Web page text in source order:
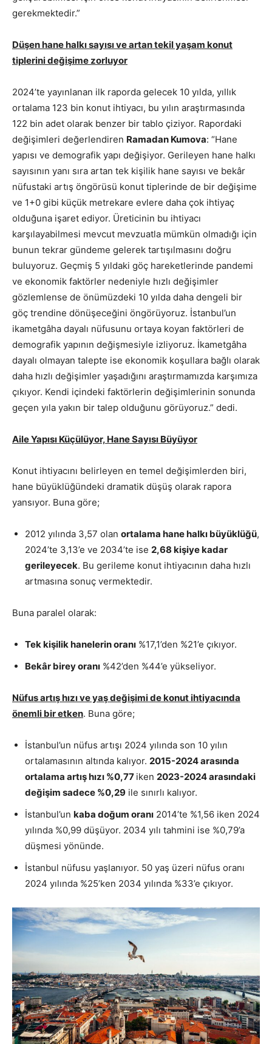
gerekmektedir.”
Düşen hane halkı sayısı ve artan tekil yaşam konut
tiplerini değişime zorluyor
2024’te yayınlanan ilk raporda gelecek 10 yılda, yıllık
ortalama 123 bin konut ihtiyacı, bu yılın araştırmasında
122 bin adet olarak benzer bir tablo çiziyor. Rapordaki
değişimleri değerlendiren Ramadan Kumova: “Hane
yapısı ve demografik yapı değişiyor. Gerileyen hane halkı
sayısının yanı sıra artan tek kişilik hane sayısı ve bekâr
nüfustaki artış öngörüsü konut tiplerinde de bir değişime
ve 1+0 gibi küçük metrekare evlere daha çok ihtiyaç
olduğuna işaret ediyor. Üreticinin bu ihtiyacı
karşılayabilmesi mevcut mevzuatla mümkün olmadığı için
bunun tekrar gündeme gelerek tartışılmasını doğru
buluyoruz. Geçmiş 5 yıldaki göç hareketlerinde pandemi
ve ekonomik faktörler nedeniyle hızlı değişimler
gözlemlense de önümüzdeki 10 yılda daha dengeli bir
göç trendine dönüşeceğini öngörüyoruz. İstanbul’un
ikametgâha dayalı nüfusunu ortaya koyan faktörleri de
demografik yapının değişmesiyle izliyoruz. İkametgâha
dayalı olmayan talepte ise ekonomik koşullara bağlı olarak
daha hızlı değişimler yaşadığını araştırmamızda karşımıza
çıkıyor. Kendi içindeki faktörlerin değişimlerinin sonunda
geçen yıla yakın bir talep olduğunu görüyoruz.” dedi.
Aile Yapısı Küçülüyor, Hane Sayısı Büyüyor
Konut ihtiyacını belirleyen en temel değişimlerden biri,
hane büyüklüğündeki dramatik düşüş olarak rapora
yansıyor. Buna göre;
2012 yılında 3,57 olan ortalama hane halkı büyüklüğü,
2024’te 3,13’e ve 2034’te ise 2,68 kişiye kadar
gerileyecek. Bu gerileme konut ihtiyacının daha hızlı
artmasına sonuç vermektedir.
Buna paralel olarak:
Tek kişilik hanelerin oranı %17,1’den %21’e çıkıyor.
Bekâr birey oranı %42’den %44’e yükseliyor.
Nüfus artış hızı ve yaş değişimi de konut ihtiyacında
önemli bir etken. Buna göre;
İstanbul’un nüfus artışı 2024 yılında son 10 yılın
ortalamasının altında kalıyor. 2015-2024 arasında
ortalama artış hızı %0,77 iken 2023-2024 arasındaki
değişim sadece %0,29 ile sınırlı kalıyor.
İstanbul’un kaba doğum oranı 2014’te %1,56 iken 2024
yılında %0,99 düşüyor. 2034 yılı tahmini ise %0,79’a
düşmesi yönünde.
İstanbul nüfusu yaşlanıyor. 50 yaş üzeri nüfus oranı
2024 yılında %25’ken 2034 yılında %33’e çıkıyor.